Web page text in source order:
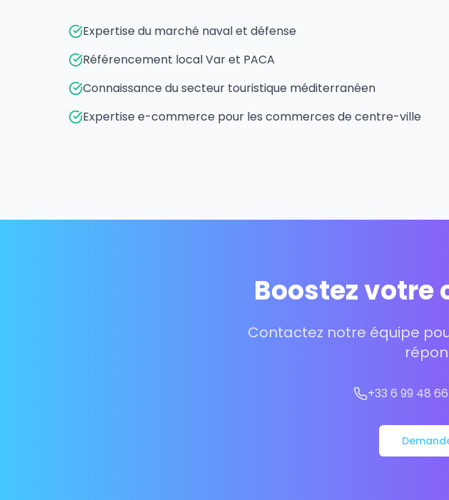
Expertise du marché naval et défense
Référencement local Var et PACA
Connaissance du secteur touristique méditerranéen
Expertise e-commerce pour les commerces de centre-ville
Boostez votre
Contactez notre équipe
+33 6 99 48